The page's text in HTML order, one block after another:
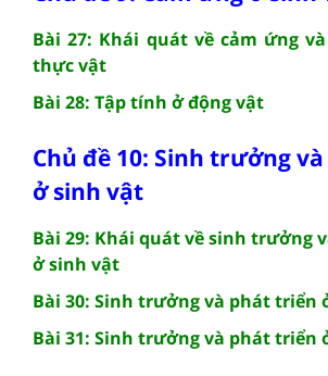
Bài 27: Khái quát về cảm ứng
thực vật
Bài 28: Tập tính ở động vật
Chủ đề 10: Sinh trưởng
ở sinh vật
Bài 29: Khái quát về sinh trưởng
ở sinh vật
Bài 30: Sinh trưởng và phát triển
Bài 31: Sinh trưởng và phát triển